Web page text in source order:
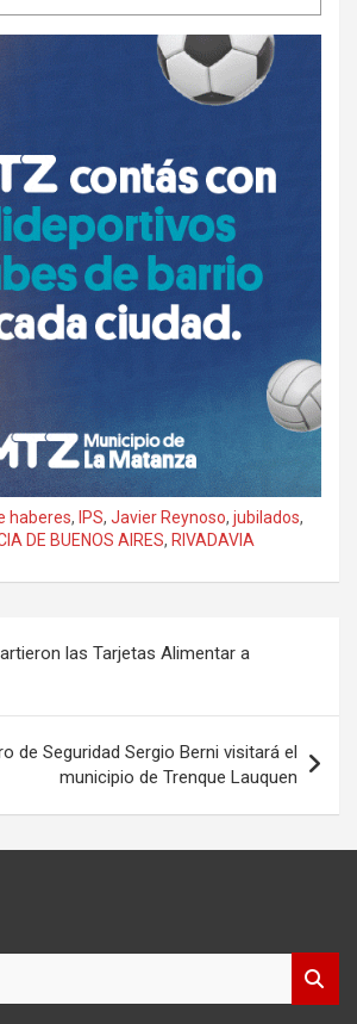
haberes, IPS, Javier Reynoso, jubilados,
DE BUENOS AIRES, RIVADAVIA
las Tarjetas Alimentar a
de Seguridad Sergio Berni visitará el
municipio de Trenque Lauquen